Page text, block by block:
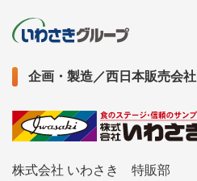
企画・製造／西日本販売会社
株式会社 いわさき 特販部